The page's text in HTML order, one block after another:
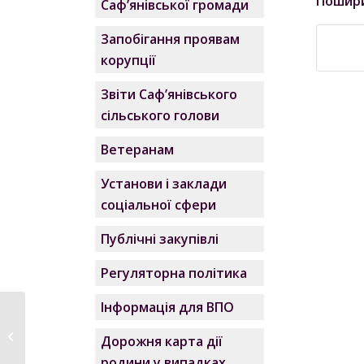
Саф’янівської громади
Запобігання проявам
корупції
Звіти Саф’янівського
сільського голови
Ветеранам
Установи і заклади
соціальної сфери
Публічні закупівлі
Регуляторна політика
Інформація для ВПО
Дорожня карта дії
громаді відбулась